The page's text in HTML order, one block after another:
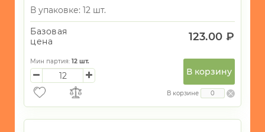
В упаковке: 12 шт.
Базовая
цена
123.00 ₽
Мин партия: 12 шт.
В корзину
В корзине